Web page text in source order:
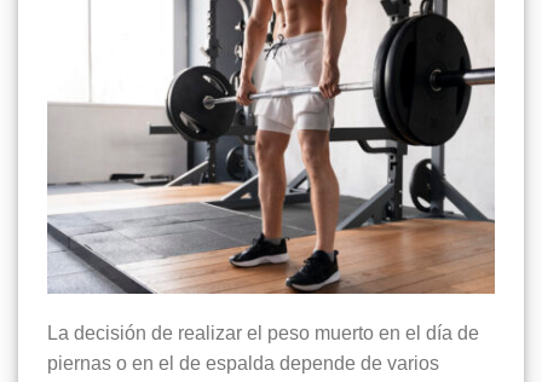
La decisión de realizar el peso muerto en el día de
piernas o en el de espalda depende de varios